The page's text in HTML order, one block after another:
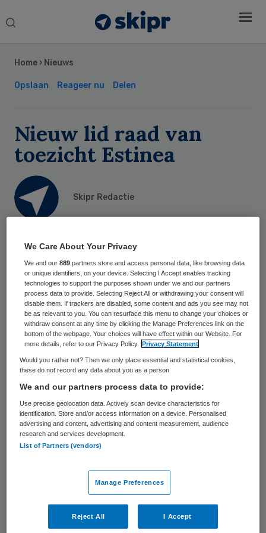
Search
Home › Nieuws
Opslaan Reageer nu Delen
Nieuw lid raad van
toezicht Estinea
Skipr Redactie
47 keer gelezen
Jan Mos is op 1 januari tot de raad van
toezicht van Estinea toegetreden. Dat
maakt de zorgorganisatie voor mensen met
een beperking in de Achterhoek en Twente
vandaag bekend.
Mos (62) heeft een loopbaan in personeels
management. Tot afgelopen jaar werkte hij
als directeur Personeel & Organisatie bij het
internationale bedrijf Vredestein dat
Daarnaast heeft Mos ruim twintig jaar
ervaring als toezichthouder binnen onder
andere de cultuursector, het onderwijs en
de zorg.
Sidebar
We Care About Your Privacy
We and our889 partners store and access personal data, like browsing data
or unique identifiers, on your device. Selecting I Accept enables tracking
technologies to support the purposes shown under we and our partners
process data to provide. Selecting Reject All or withdrawing your consent will
disable them. If trackers are disabled, some content and ads you see may not
be as relevant to you. You can resurface this menu to change your choices or
withdraw consent at any time by clicking the Manage Preferences link on the
bottom of the webpage. Your choices will have effect within our Website. For
more details, refer to our Privacy Policy.
Privacy Statement
Would you rather not? Then we only place essential and statistical cookies,
these do not record any data about you as a person
We and our partners process data to provide:
Use precise geolocation data. Actively scan device characteristics for
identification. Store and/or access information on a device. Personalised
advertising and content, advertising and content measurement, audience
research and services development.
List of Partners (vendors)
Manage Preferences
Reject All I Accept